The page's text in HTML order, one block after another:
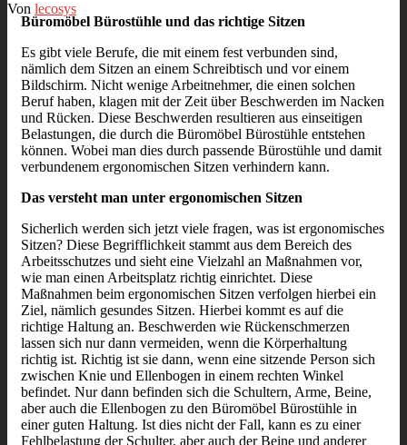
Von lecosys
Büromöbel Bürostühle und das richtige Sitzen
Es gibt viele Berufe, die mit einem fest verbunden sind,
nämlich dem Sitzen an einem Schreibtisch und vor einem
Bildschirm. Nicht wenige Arbeitnehmer, die einen solchen
Beruf haben, klagen mit der Zeit über Beschwerden im Nacken
und Rücken. Diese Beschwerden resultieren aus einseitigen
Belastungen, die durch die Büromöbel Bürostühle entstehen
können. Wobei man dies durch passende Bürostühle und damit
verbundenem ergonomischen Sitzen verhindern kann.
Das versteht man unter ergonomischen Sitzen
Sicherlich werden sich jetzt viele fragen, was ist ergonomisches
Sitzen? Diese Begrifflichkeit stammt aus dem Bereich des
Arbeitsschutzes und sieht eine Vielzahl an Maßnahmen vor,
wie man einen Arbeitsplatz richtig einrichtet. Diese
Maßnahmen beim ergonomischen Sitzen verfolgen hierbei ein
Ziel, nämlich gesundes Sitzen. Hierbei kommt es auf die
richtige Haltung an. Beschwerden wie Rückenschmerzen
lassen sich nur dann vermeiden, wenn die Körperhaltung
richtig ist. Richtig ist sie dann, wenn eine sitzende Person sich
zwischen Knie und Ellenbogen in einem rechten Winkel
befindet. Nur dann befinden sich die Schultern, Arme, Beine,
aber auch die Ellenbogen zu den Büromöbel Bürostühle in
einer guten Haltung. Ist dies nicht der Fall, kann es zu einer
Fehlbelastung der Schulter, aber auch der Beine und anderer